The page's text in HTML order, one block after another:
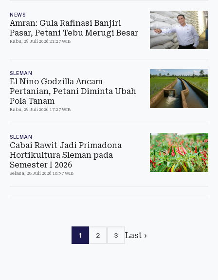
NEWS
Amran: Gula Rafinasi Banjiri
Pasar, Petani Tebu Merugi Besar
Rabu, 29 Juli 2026 21:27 WIB
SLEMAN
El Nino Godzilla Ancam
Pertanian, Petani Diminta Ubah
Pola Tanam
Rabu, 29 Juli 2026 17:27 WIB
SLEMAN
Cabai Rawit Jadi Primadona
Hortikultura Sleman pada
Semester I 2026
Selasa, 28 Juli 2026 18:37 WIB
1 2 3 Last ›